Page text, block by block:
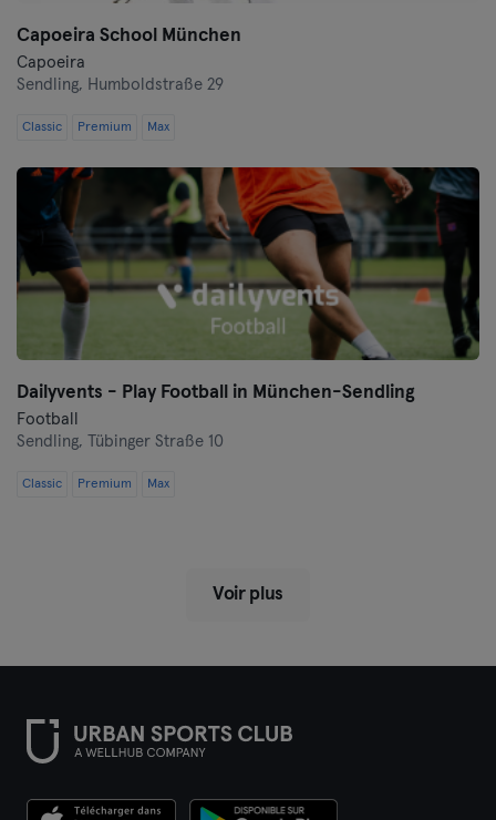
Capoeira School München
Capoeira
Sendling, Humboldstraße 29
Classic Premium Max
Dailyvents - Play Football in München-Sendling
Football
Sendling,
Tübinger Straße 10
Classic Premium Max
Voir plus